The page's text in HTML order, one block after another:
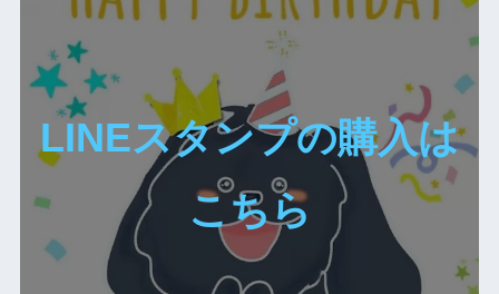
LINEスタンプの購入は
こちら